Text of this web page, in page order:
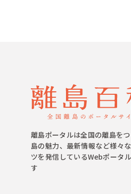
離島ポータルは全国の離島を
島の魅力、最新情報など様々
ツを発信しているWebポータ
す